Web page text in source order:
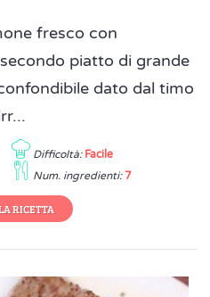
fresco con
piatto di grande
dato dal timo
Difficoltà: Facile
Num. ingredienti: 7
RICETTA